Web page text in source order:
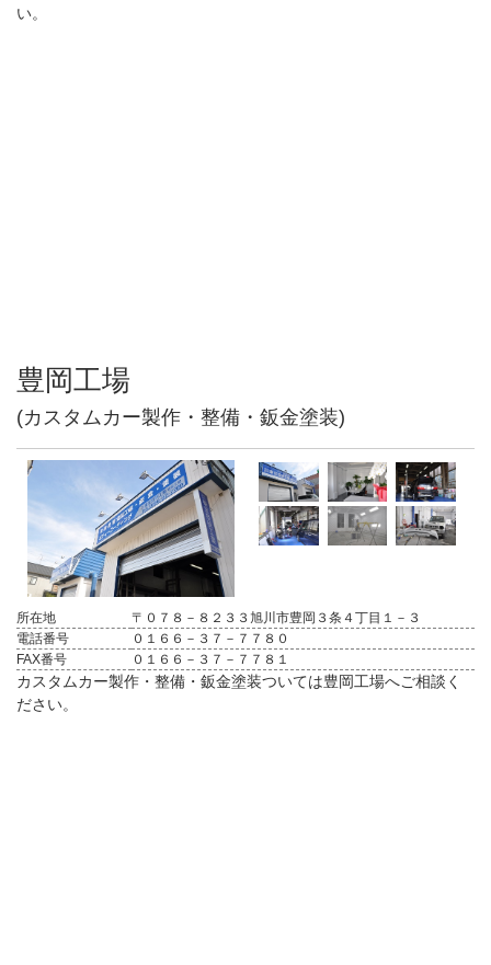
い。
豊岡工場
(カスタムカー製作・整備・鈑金塗装)
所在地
〒０７８－８２３３旭川市豊岡３条４丁目１－３
電話番号
０１６６－３７－７７８０
FAX番号
０１６６－３７－７７８１
カスタムカー製作・整備・鈑金塗装ついては豊岡工場へご相談く
ださい。